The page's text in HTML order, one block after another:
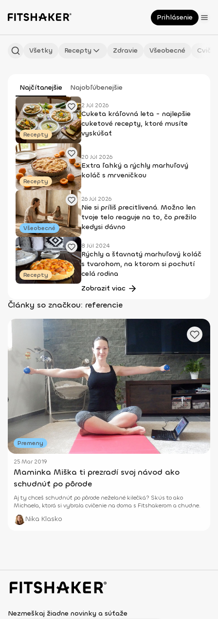
Prihlásenie
Všetky Recepty Zdravie Všeobecné
Najčítanejšie Najobľúbenejšie
Recepty
2 Júl 2026
Cuketa kráľovná leta - najlepšie
cuketové recepty, ktoré musíte
vyskúšať
Recepty
20 Júl 2026
Extra ľahký a rýchly marhuľový
koláč s mrveničkou
Všeobecné
26 Júl 2026
Nie si príliš precitlivená. Možno len
tvoje telo reaguje na to, čo prežilo
kedysi dávno
Recepty
8 Júl 2024
Rýchly a šťavnatý marhuľový koláč
s tvarohom, na ktorom si pochutí
celá rodina
Zobraziť viac
Články so značkou: referencie
Premeny
25 Mar 2019
Maminka Miška ti prezradí svoj návod ako
schudnúť po pôrode
Aj ty chceš schudnúť po pôrode neželané kilečká? Skús to ako
Michaela, ktorá si vybrala cvičenie na doma s Fitshakerom a chudne.
Nika Klasko
Nezmeškaj žiadne novinky a súťaže